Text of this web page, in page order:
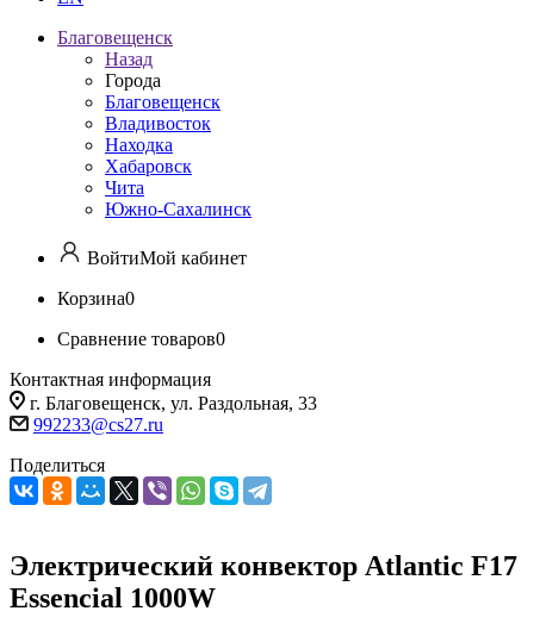
Благовещенск
Назад
Города
Благовещенск
Владивосток
Находка
Хабаровск
Чита
Южно-Сахалинск
ВойтиМой кабинет
Корзина0
Сравнение товаров0
Контактная информация
г. Благовещенск, ул. Раздольная, 33
992233@cs27.ru
Поделиться
Электрический конвектор Atlantic F17
Essencial 1000W